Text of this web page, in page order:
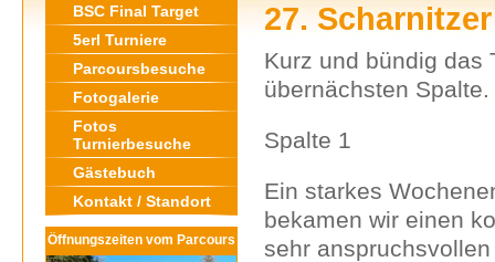
BSC Final Target
5erl Turniere
Parcoursbesuche
Fotogalerie
Fotos
Turnierbesuche
Gästebuch
Kontakt / Standort
Öffnungszeiten vom Parcours
27.
Kurz und bündig das
übernächsten Spalte.
Spalte 1
Ein starkes
bekamen wir einen
sehr